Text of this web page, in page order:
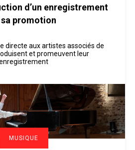
d’un enregistrement
promotion
directe aux artistes associés de
et promeuvent leur
MUSIQUE